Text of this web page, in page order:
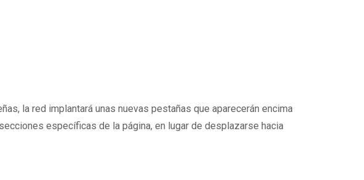
la red implantará unas nuevas pestañas que aparecerán encima
específicas de la página, en lugar de desplazarse hacia